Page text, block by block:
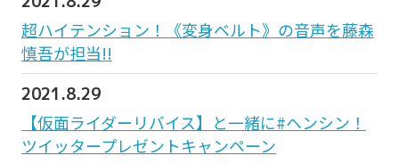
超ハイテンション！《変身ベルト》の音声を藤森
慎吾が担当!!
2021.8.29
【仮面ライダーリバイス】と一緒に#ヘンシン！
ツイッタープレゼントキャンペーン